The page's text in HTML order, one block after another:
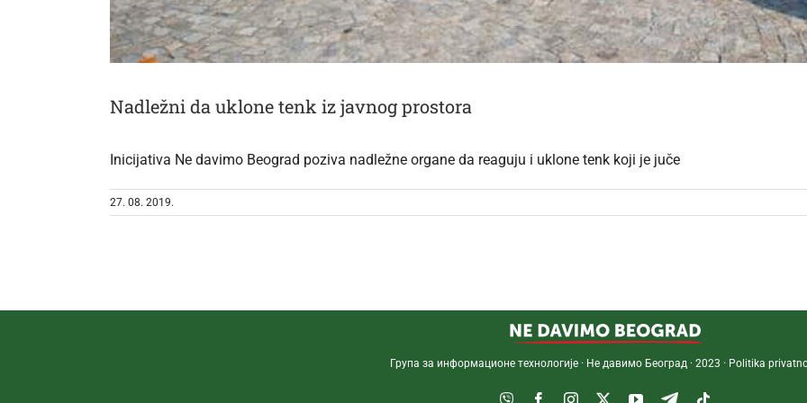
Nadležni da uklone tenk iz javnog prostora
Inicijativa Ne davimo Beograd poziva nadležne organe da reaguju i uklone tenk koji je juče
27. 08. 2019.
Група за информационе технологије · Не давимо Београд · 2023 · Politika
Viber FacebookInstagram
TwitterYouTube
Telegram